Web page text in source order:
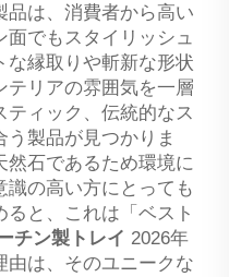
品は、消費者から高い
でもスタイリッシュ
な縁取りや斬新な形状
テリアの雰囲気を一層
ティック、伝統的なス
製品が見つかりま
然石であるため環境に
識の高い方にとっても
と、これは「ベスト
チン製トレイ 2026年
由は、そのユニークな